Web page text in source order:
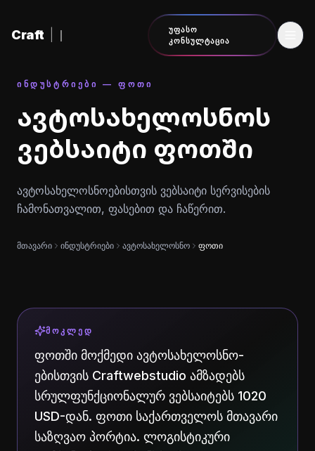
Craft
ᲣᲤᲐᲡᲝ
ᲙᲝᲜᲡᲣᲚᲢᲐᲪᲘᲐ
ᲘᲜᲓᲣᲡᲢᲠᲘᲔᲑᲘ — ᲤᲝᲗᲘ
ავტოსახელოსნოს
ვებსაიტი ფოთში
ავტოსახელოსნოებისთვის ვებსაიტი სერვისების
ჩამონათვალით, ფასებით და ჩაწერით.
მთავარი ინდუსტრიები ავტოსახელოსნო ფოთი
ᲛᲝᲙᲚᲔᲓ
ფოთში მოქმედი ავტოსახელოსნო-
ებისთვის Craftwebstudio ამზადებს
სრულფუნქციონალურ ვებსაიტებს 1020
USD-დან. ფოთი საქართველოს მთავარი
საზღვაო პორტია. ლოგისტიკური